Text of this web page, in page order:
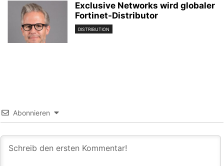
Exclusive Networks wird globaler
Fortinet-Distributor
DISTRIBUTION
Abonnieren